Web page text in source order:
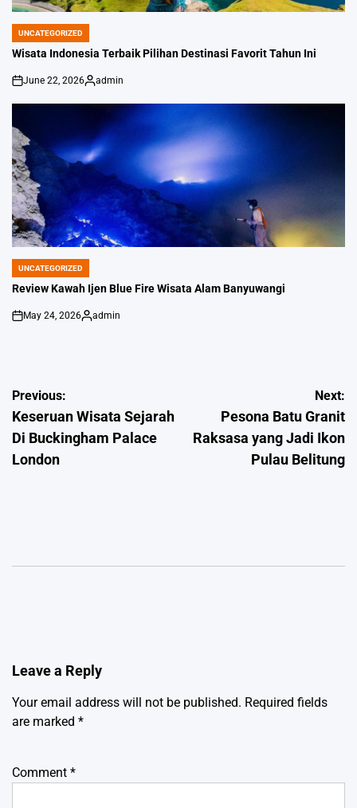
POSTED
IN
UNCATEGORIZED
Wisata Indonesia Terbaik Pilihan Destinasi Favorit Tahun Ini
on
June 22, 2026
Posted
by
admin
POSTED
IN
UNCATEGORIZED
Review Kawah Ijen Blue Fire Wisata Alam Banyuwangi
on
May 24, 2026
Posted
admin
Post
navigation
Previous:
Keseruan Wisata Sejarah
Di Buckingham Palace
London
Next:
Pesona Batu Granit
Raksasa yang Jadi Ikon
Pulau Belitung
Leave a Reply
Your email address will not be published. Required fields
are marked *
Comment *